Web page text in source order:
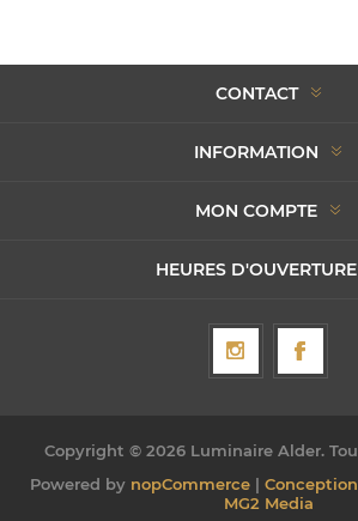
CONTACT
INFORMATION
MON COMPTE
HEURES D'OUVERTURE
Copyright © 2026 Luminaire Alder.
Powered by nopCommerce|
MG2 Media